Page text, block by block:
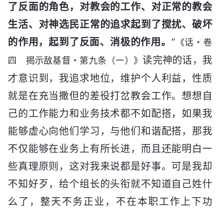
了反面的角色，对教会的工作、对正常的教会
生活、对神选民正常的追求起到了搅扰、破坏
的作用，起到了反面、消极的作用。 ” 《话・卷
四 揭示敌基督・第九条（一）》读完神的话，我
才意识到，我追求地位，维护个人利益，性质
就是在充当撒但的差役打岔教会工作。想想自
己的工作能力和业务技术都不如配搭，如果我
能够虚心向他们学习，与他们和谐配搭，那我
不仅能够在业务上有所长进，而且还能明白一
些真理原则，这对我来说都是好事。可是我却
不知好歹，给个组长的头衔就不知道自己姓什
么了，整天不务正业，不在本职工作上下功